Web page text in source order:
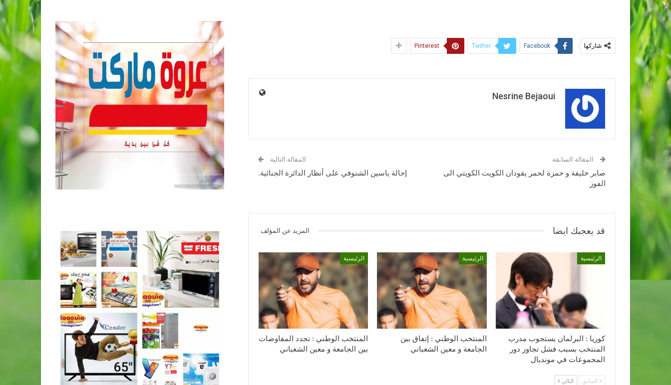
شاركها Facebook
Twitter
Pinterest
Nesrine Bejaoui
المقالة السابقة
صابر خليفة و حمزة لحمر يقودان الكويت الكويتي الى
الفوز
المقالة التالية
إحالة ياسين الشنوفي على أنظار الدائرة الجنائية.
قد يعجبك ايضا المزيد عن المؤلف
الرئيسية
كوريا : البرلمان يستجوب مدرب
المنتخب بسبب فشل تجاوز دور
المجموعات في مونديال
الرئيسية
المنتخب الوطني : إتفاق بين
الجامعة و معين الشعباني
الرئيسية
المنتخب الوطني : تجدد المفاوضات
بين الجامعة و معين الشعباني
السابق التالي